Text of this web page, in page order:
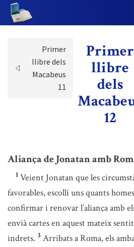
Primer
llibre dels
Macabeus
11
Primer
llibre
dels
12
Aliança de Jonatan amb
1 Veient Jonatan que les
favorables, escollí uns quants
confirmar i renovar l’aliança amb
envià cartes en aquest mateix
indrets. 3 Arribats a Roma, els